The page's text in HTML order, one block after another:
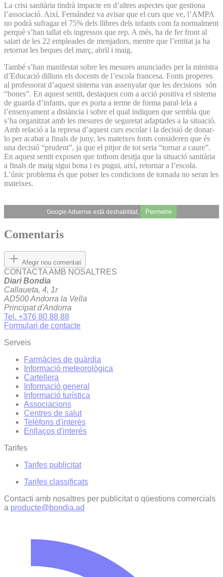
La crisi sanitària tindrà impacte en d’altres aspectes que gestiona
l’associació. Així, Fernández va avisar que el curs que ve, l’AMPA
no podrà sufragar el 75% dels llibres dels infants com fa normalment
perquè s’han tallat els ingressos que rep. A més, ha de fer front al
salari de les 22 empleades de menjadors, mentre que l’entitat ja ha
retornat les beques del març, abril i maig.
També s’han manifestat sobre les mesures anunciades per la ministra
d’Educació dilluns els docents de l’escola francesa. Fonts properes
al professorat d’aquest sistema van assenyalar que les decisions són
“bones”. En aquest sentit, destaquen com a acció positiva el sistema
de guarda d’infants, que es porta a terme de forma paral·lela a
l’ensenyament a distància i sobre el qual indiquen que sembla que
s’ha organitzat amb les mesures de seguretat adaptades a la situació.
Amb relació a la represa d’aquest curs escolar i la decisió de donar-
lo per acabat a finals de juny, les mateixes fonts consideren que és
una decisió “prudent”, ja que el pitjor de tot seria “tornar a caure”.
En aquest sentit exposen que tothom desitja que la situació sanitària
a finals de maig sigui bona i es pugui, així, retornar a l’escola.
L’únic problema és que potser les condicions de tornada no seran les
mateixes.
Google Adsense està deshabilitat. Permetre
Comentaris
Afegir nou comentari
CONTACTA AMB NOSALTRES
Diari Bondia
Callaueta, 4, 1r
AD500 Andorra la Vella
Principat d'Andorra
Tel. +376 80 88 88
Formulari de contacte
Serveis
Farmàcies de guàrdia
Informació meteorològica
Cartellera
Informació general
Informació turística
Associacions
Centres de salut
Telèfons d'interès
Enllaços d'interés
Tarifes
Tarifes publicitat
Tarifes classificats
Contacti amb nosaltres per publicitat o qüestions comercials
a producte@bondia.ad